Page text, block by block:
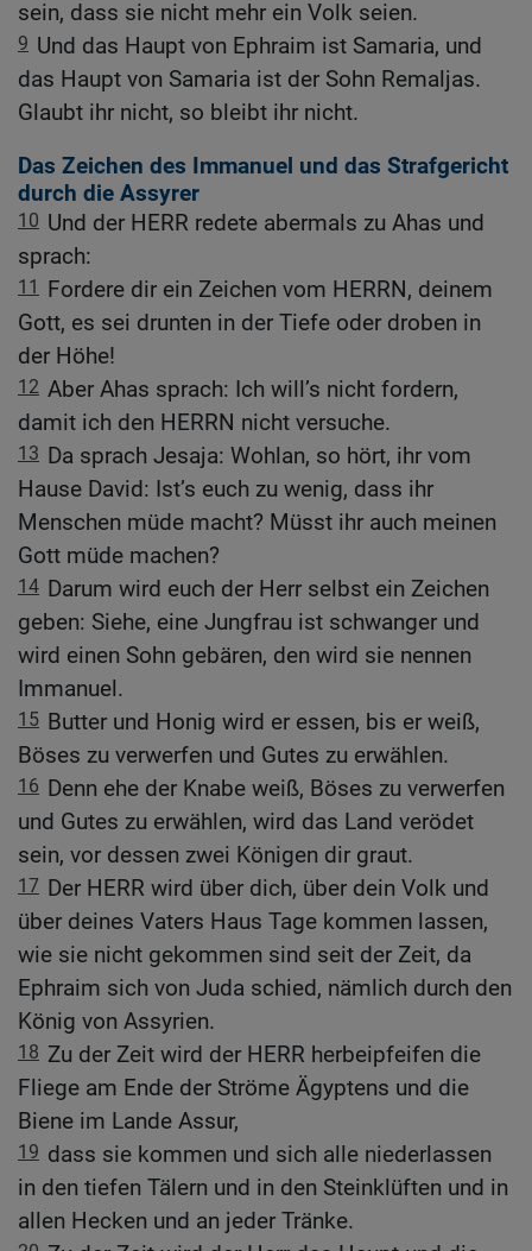
sein, dass sie nicht mehr ein Volk seien.
9 Und das Haupt von Ephraim ist Samaria, und
das Haupt von Samaria ist der Sohn Remaljas.
Glaubt ihr nicht, so bleibt ihr nicht.
Das Zeichen des Immanuel und das Strafgericht
durch die Assyrer
10 Und der HERR redete abermals zu Ahas und
sprach:
11
Fordere dir ein Zeichen vom HERRN, deinem
Gott, es sei drunten in der Tiefe oder droben in
der Höhe!
12 Aber Ahas sprach: Ich will’s nicht fordern,
damit ich den HERRN nicht versuche.
13 Da sprach Jesaja: Wohlan, so hört, ihr vom
Hause David: Ist’s euch zu wenig, dass ihr
Menschen müde macht? Müsst ihr auch meinen
Gott müde machen?
14 Darum wird euch der Herr selbst ein Zeichen
geben: Siehe, eine Jungfrau ist schwanger und
wird einen Sohn gebären, den wird sie nennen
Immanuel.
15 Butter und Honig wird er essen, bis er weiß,
Böses zu verwerfen und Gutes zu erwählen.
16 Denn ehe der Knabe weiß, Böses zu verwerfen
und Gutes zu erwählen, wird das Land verödet
sein, vor dessen zwei Königen dir graut.
17 Der HERR wird über dich, über dein Volk und
über deines Vaters Haus Tage kommen lassen,
wie sie nicht gekommen sind seit der Zeit, da
Ephraim sich von Juda schied, nämlich durch den
König von Assyrien.
18 Zu der Zeit wird der HERR herbeipfeifen die
Fliege am Ende der Ströme Ägyptens und die
Biene im Lande Assur,
19 dass sie kommen und sich alle niederlassen
in den tiefen Tälern und in den Steinklüften und in
allen Hecken und an jeder Tränke.